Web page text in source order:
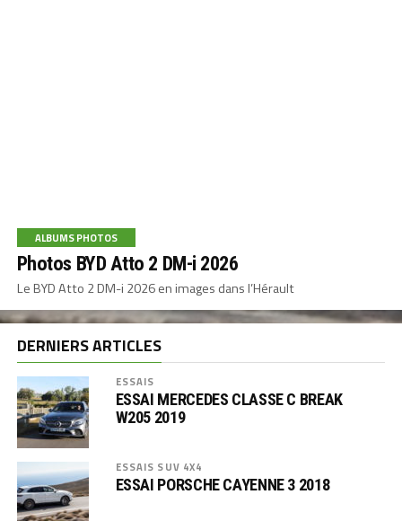
ALBUMS PHOTOS
Photos BYD Atto 2 DM-i 2026
Le BYD Atto 2 DM-i 2026 en images dans l’Hérault
DERNIERS ARTICLES
ESSAIS
ESSAI MERCEDES CLASSE C BREAK
W205 2019
ESSAIS SUV 4X4
ESSAI PORSCHE CAYENNE 3 2018